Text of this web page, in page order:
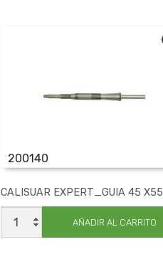
200140
CALISUAR EXPERT_GUIA 45 X55
CALISUAR
EXPERT_GUIA
45
AÑADIR AL CARRITO